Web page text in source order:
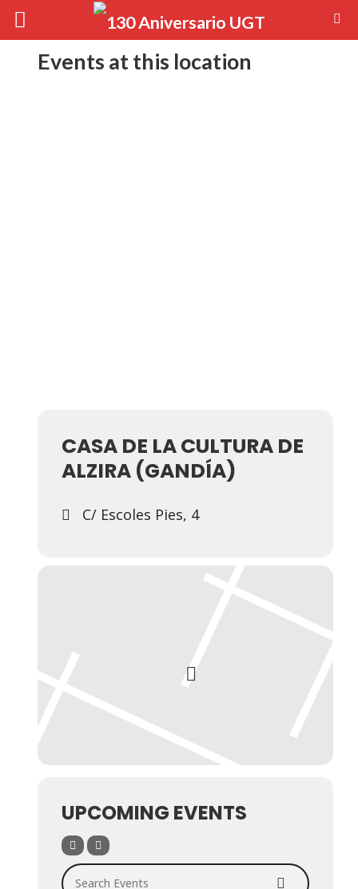
Events at this location
CASA DE LA CULTURA DE
ALZIRA (GANDÍA)
C/ Escoles Pies, 4
UPCOMING EVENTS
Search Events